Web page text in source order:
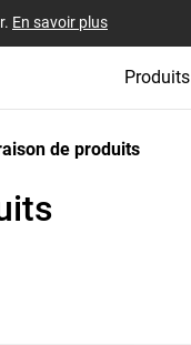
En savoir plus
Produits
de produits